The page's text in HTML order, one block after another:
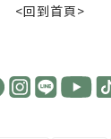
<回到首頁>